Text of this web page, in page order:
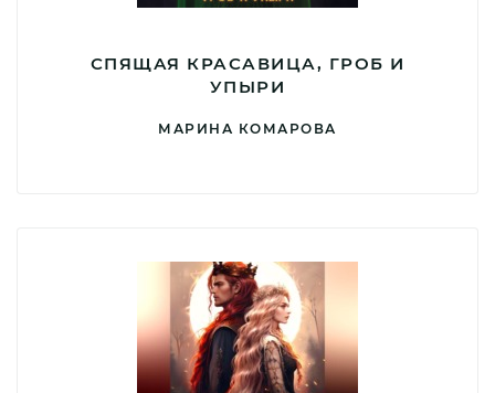
СПЯЩАЯ КРАСАВИЦА, ГРОБ И
УПЫРИ
МАРИНА КОМАРОВА